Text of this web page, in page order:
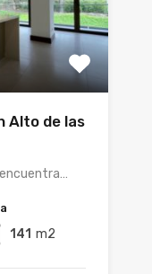
Alto de las
141 m2